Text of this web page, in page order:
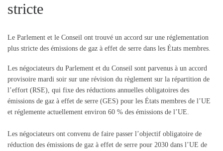
stricte
Le Parlement et le Conseil ont trouvé un accord sur une réglementation
plus stricte des émissions de gaz à effet de serre dans les États membres.
Les négociateurs du Parlement et du Conseil sont parvenus à un accord
provisoire mardi soir sur une révision du règlement sur la répartition de
l’effort (RSE), qui fixe des réductions annuelles obligatoires des
émissions de gaz à effet de serre (GES) pour les États membres de l’UE
et réglemente actuellement environ 60 % des émissions de l’UE.
Les négociateurs ont convenu de faire passer l’objectif obligatoire de
réduction des émissions de gaz à effet de serre pour 2030 dans l’UE de